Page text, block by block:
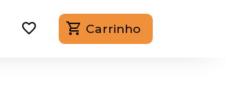
Carrinho